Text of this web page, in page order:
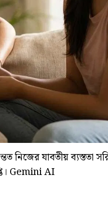
নিজের যাবতীয় ব্যস্ততা
Gemini AI